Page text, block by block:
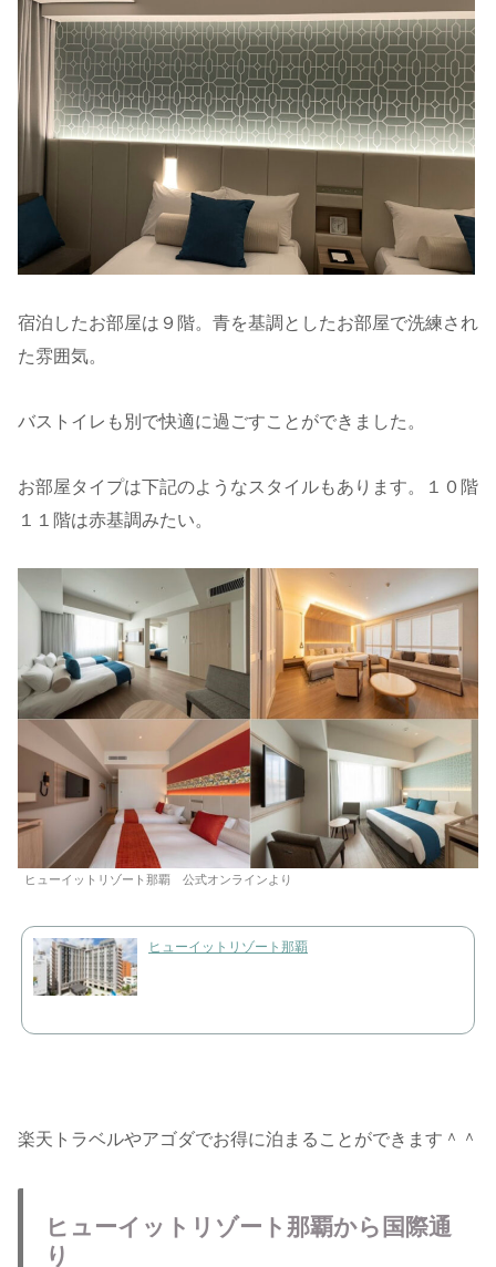
宿泊したお部屋は９階。青を基調としたお部屋で洗練され
た雰囲気。
バストイレも別で快適に過ごすことができました。
お部屋タイプは下記のようなスタイルもあります。１０階
１１階は赤基調みたい。
ヒューイットリゾート那覇 公式オンラインより
ヒューイットリゾート那覇
楽天トラベルやアゴダでお得に泊まることができます＾＾
ヒューイットリゾート那覇から国際通
り